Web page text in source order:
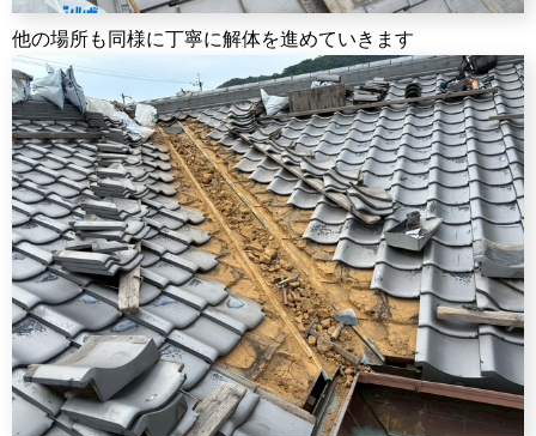
他の場所も同様に丁寧に解体を進めていきます